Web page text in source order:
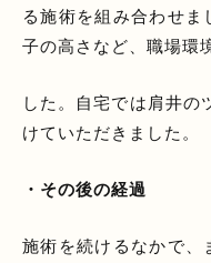
る施術を組み合わせ
子の高さなど、職場環
した。自宅では肩井
けていただきました。
・その後の経過
施術を続けるなかで、